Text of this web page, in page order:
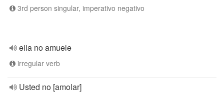
3rd person singular, imperativo negativo
ella no amuele
irregular verb
Usted no [amolar]